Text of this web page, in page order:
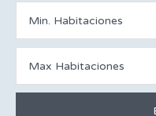
Min. Habitaciones
Max Habitaciones